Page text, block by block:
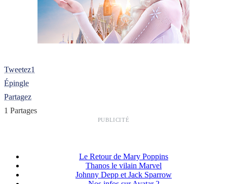
Tweetez1
Épingle
Partagez
1 Partages
PUBLICITÉ
Le Retour de Mary Poppins
Thanos le vilain Marvel
Johnny Depp et Jack Sparrow